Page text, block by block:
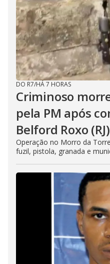
DO R7/HÁ 7 HORAS
Criminoso
pela PM após
Belford Roxo (RJ)
Operação no Morro da
fuzil, pistola, granada e